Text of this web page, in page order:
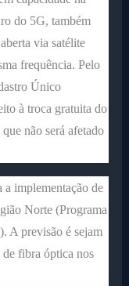
do 5G, também
via satélite
frequência. Pelo
Único
à troca gratuita do
não será afetado
a implementação de
Norte (Programa
A previsão é sejam
fibra óptica nos